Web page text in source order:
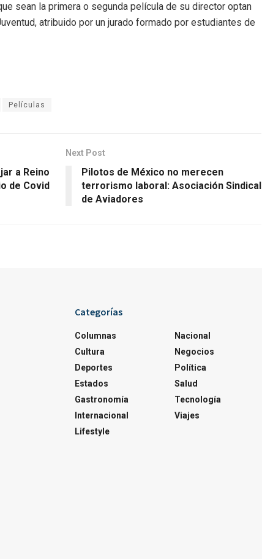
sean la primera o segunda película de su director optan
atribuido por un jurado formado por estudiantes de
Películas
a Reino
de Covid
Next Post
Pilotos de México no merecen
terrorismo laboral: Asociación Sindical
de Aviadores
Categorías
Columnas
Cultura
Deportes
Estados
Gastronomía
Internacional
Lifestyle
Nacional
Negocios
Política
Salud
Tecnología
Viajes